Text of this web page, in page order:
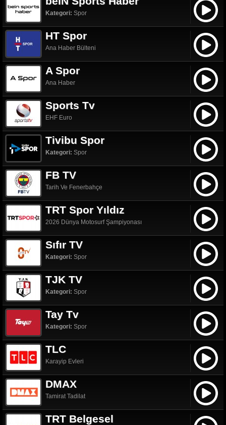
Kategori: Spor
HT Spor
Ana Haber Bülteni
A Spor
Ana Haber
Sports Tv
EHF Euro
Tivibu Spor
Kategori: Spor
FB TV
Tarih Ve Fenerbahçe
TRT Spor Yıldız
2026 Dünya Motosurf Şampiyonası
Sıfır TV
Kategori: Spor
TJK TV
Kategori: Spor
Tay Tv
Kategori: Spor
TLC
Karayip Evleri
DMAX
Tamirat Tadilat
TRT Belgesel